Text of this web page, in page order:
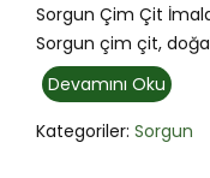
Sorgun Çim Çit
Sorgun çim çit,
Devamını Oku
Kategoriler: Sorgun